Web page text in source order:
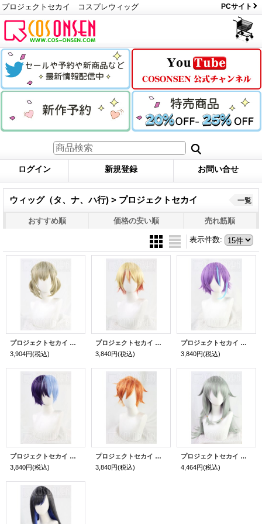
プロジェクトセカイ コスプレウィッグ PCサイト
ログイン 新規登録 お問い合せ
ウィッグ（タ、ナ、ハ行) > プロジェクトセカイ 一覧
おすすめ順 価格の安い順 売れ筋順
表示件数:
プロジェクトセカイ カラフルステージ! feat. 初音ミク プロセカ Vivid BAD SQUAD 小豆沢こはね コスプレウィッグ
3,904円(税込)
プロジェクトセカイ カラフルステージ! feat. 初音ミク プロセカ ワンダーランズ×ショウタイム 天馬司 コスプレウィッグ
3,840円(税込)
プロジェクトセカイ カラフルステージ! feat. 初音ミク プロセカ ワンダーランズ×ショウタイム 神代類 コスプレウィッグ
3,840円(税込)
プロジェクトセカイ カラフルステージ! feat. 初音ミク プロセカ Vivid BAD SQUAD 青柳冬弥 コスプレウィッグ
3,840円(税込)
プロジェクトセカイ カラフルステージ! feat. 初音ミク プロセカ Vivid BAD SQUAD 東雲彰人 コスプレウィッグ
3,840円(税込)
プロジェクトセカイ カラフルステージ! feat. 初音ミク プロセカ ワンダーランズ×ショウタイム 草薙寧々 コスプレウィッグ
4,464円(税込)